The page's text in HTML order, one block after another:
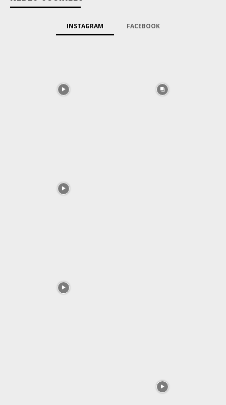
INSTAGRAM FACEBOOK